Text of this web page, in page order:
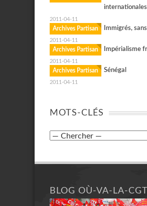
internationales
2011-04-11
Archives Partisan Immigrés,
2011-04-11
Archives Partisan Impérialisme
2011-04-11
Archives Partisan Sénégal
2011-04-11
MOTS-CLÉS
BLOG OÙ-VA-LA-